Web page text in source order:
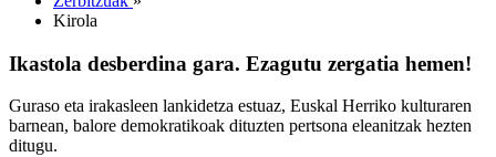
Kirola
Ikastola desberdina gara. Ezagutu zergatia hemen!
Guraso eta irakasleen lankidetza estuaz, Euskal Herriko kulturaren
barnean, balore demokratikoak dituzten pertsona eleanitzak hezten
ditugu.